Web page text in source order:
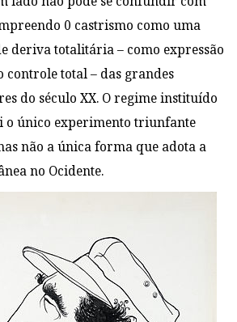
0 castrismo como uma
deriva totalitária – como expressão
controle total – das grandes
do século XX. O regime instituído
o único experimento triunfante
não a única forma que adota a
no Ocidente.